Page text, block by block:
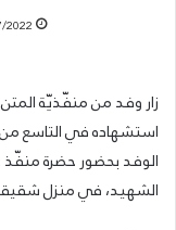
2022
زار وفد من منفّذيّة
استشهاده في التاسع
الوفد بحضور حضرة منفّذ
الشهيد، في منزل شقيقه